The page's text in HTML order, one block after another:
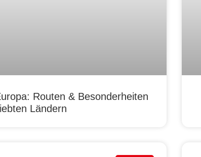
Routen & Besonderheiten
Ländern